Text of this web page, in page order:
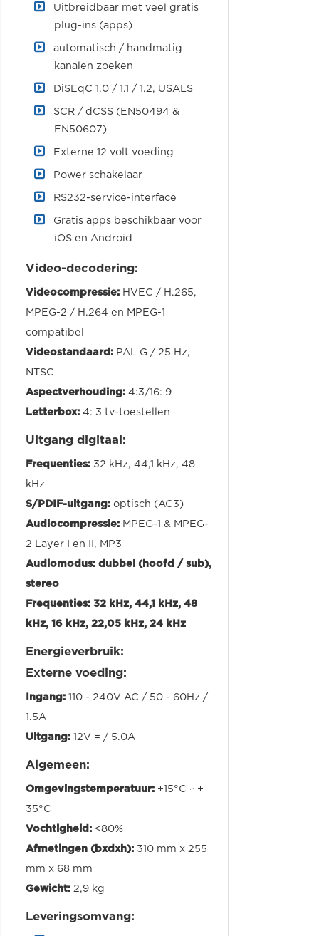
Uitbreidbaar met veel gratis
plug-ins (apps)
automatisch / handmatig
kanalen zoeken
DiSEqC 1.0 / 1.1 / 1.2, USALS
SCR / dCSS (EN50494 &
EN50607)
Externe 12 volt voeding
Power schakelaar
RS232-service-interface
Gratis apps beschikbaar voor
iOS en Android
Video-decodering:
Videocompressie: HVEC / H.265,
MPEG-2 / H.264 en MPEG-1
compatibel
Videostandaard: PAL G / 25 Hz,
NTSC
Aspectverhouding: 4:3/16: 9
Letterbox: 4: 3 tv-toestellen
Uitgang digitaal:
Frequenties: 32 kHz, 44,1 kHz, 48
kHz
S/PDIF-uitgang: optisch (AC3)
Audiocompressie: MPEG-1 & MPEG-
2 Layer I en II, MP3
Audiomodus: dubbel (hoofd / sub),
stereo
Frequenties: 32 kHz, 44,1 kHz, 48
kHz, 16 kHz, 22,05 kHz, 24 kHz
Energieverbruik:
Externe voeding:
Ingang: 110 - 240V AC / 50 - 60Hz /
1.5A
Uitgang: 12V = / 5.0A
Algemeen:
Omgevingstemperatuur: +15°C ~ +
35°C
Vochtigheid: <80%
Afmetingen (bxdxh): 310 mm x 255
mm x 68 mm
Gewicht: 2,9 kg
Leveringsomvang: